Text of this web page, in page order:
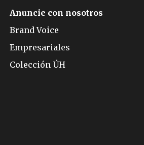
Anuncie con nosotros
Brand Voice
Empresariales
Colección ÚH